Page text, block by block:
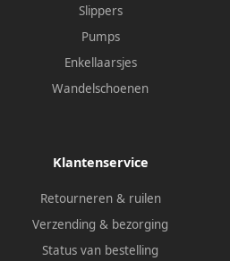
Slippers
Pumps
Enkellaarsjes
Wandelschoenen
Klantenservice
Retourneren & ruilen
Verzending & bezorging
Status van bestelling